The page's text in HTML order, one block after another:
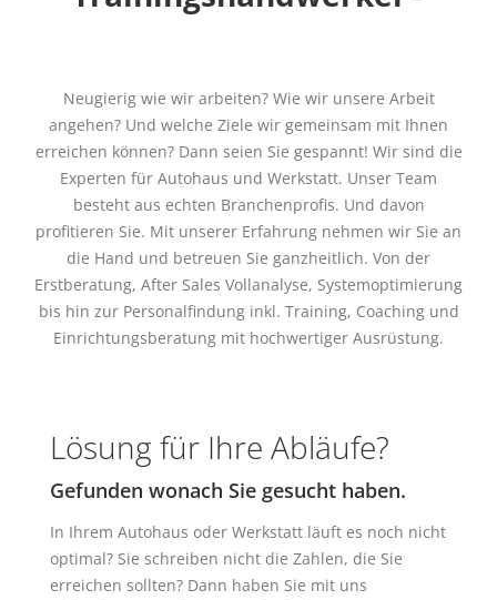
Neugierig wie wir arbeiten? Wie wir unsere Arbeit
angehen? Und welche Ziele wir gemeinsam mit Ihnen
erreichen können? Dann seien Sie gespannt! Wir sind die
Experten für Autohaus und Werkstatt. Unser Team
besteht aus echten Branchenprofis. Und davon
profitieren Sie. Mit unserer Erfahrung nehmen wir Sie an
die Hand und betreuen Sie ganzheitlich. Von der
Erstberatung, After Sales Vollanalyse, Systemoptimierung
bis hin zur Personalfindung inkl. Training, Coaching und
Einrichtungsberatung mit hochwertiger Ausrüstung.
Lösung für Ihre Abläufe?
Gefunden wonach Sie gesucht haben.
In Ihrem Autohaus oder Werkstatt läuft es noch nicht
optimal? Sie schreiben nicht die Zahlen, die Sie
erreichen sollten? Dann haben Sie mit uns